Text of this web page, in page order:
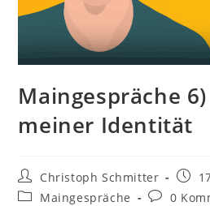
Maingespräche
meiner Identität
Christoph Schmitter
Maingespräche
0